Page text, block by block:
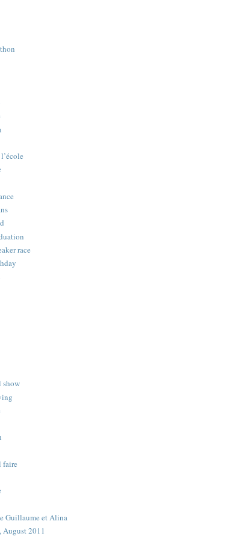
race
show
faire
Guillaume et Alina
August 2011